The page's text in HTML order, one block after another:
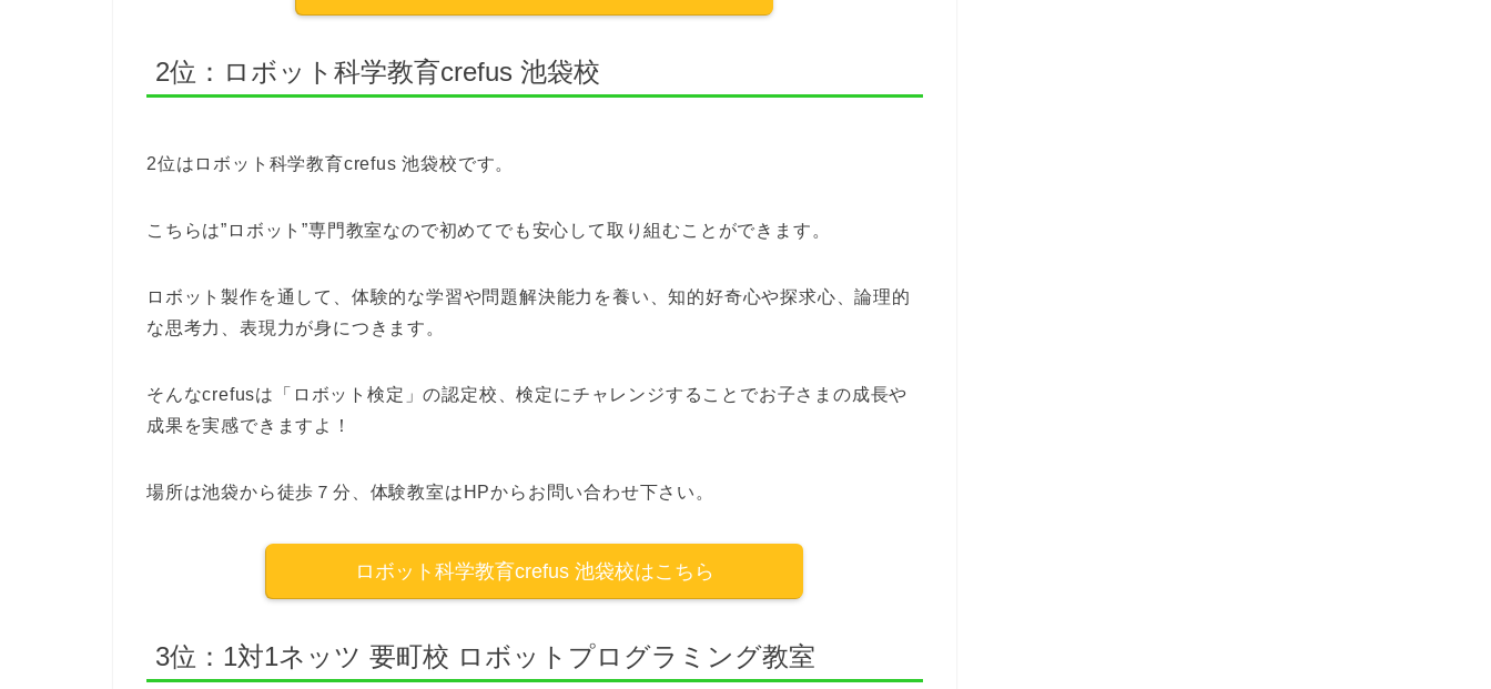
2位：ロボット科学教育crefus 池袋校
2位はロボット科学教育crefus 池袋校です。
こちらは”ロボット”専門教室なので初めてでも安心して取り組むことができます。
ロボット製作を通して、体験的な学習や問題解決能力を養い、知的好奇心や探求心、論理的
な思考力、表現力が身につきます。
そんなcrefusは「ロボット検定」の認定校、検定にチャレンジすることでお子さまの成長や
成果を実感できますよ！
場所は池袋から徒歩７分、体験教室はHPからお問い合わせ下さい。
ロボット科学教育crefus 池袋校はこちら
3位：1対1ネッツ 要町校 ロボットプログラミング教室